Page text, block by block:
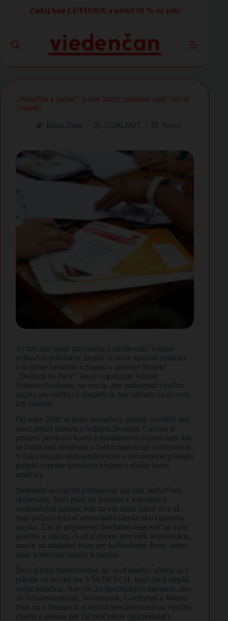
Zadaj kód LETO2026 a ušetri 50 % za rok!
„Nemčina v parku“: Letné kurzy zadarmo opäť oživia
Viedeň!
Boris Zima
22.06.2025 News
Aj toto leto majú obyvatelia a návštevníci Viedne
jedinečnú príležitosť zlepšiť si svoje znalosti nemčiny –
a to úplne zadarmo a priamo v prírode! Projekt
„Deutsch im Park“, ktorý organizujú Wiener
Volkshochschulen, sa vracia, aby sprístupnil výučbu
jazyka pre všetkých dospelých, bez ohľadu na úroveň
ich znalostí.
Od roku 2008 sa tento inovatívny prístup osvedčil ako
most medzi učením a bežným životom. Cieľom je
priniesť jazykové kurzy a poradenstvo priamo tam, kde
sa ľudia radi stretávajú a ľahko nadväzujú konverzácie.
Vďaka svojmu nízkoprahovému a otvorenému prístupu
projekt úspešne prebúdza záujem o ďalšie kurzy
nemčiny.
Nemusíte sa vopred prihlasovať ani mať akékoľvek
skúsenosti. Stačí prísť do jedného z jedenástich
viedenských parkov, kde na vás budú čakať dva až
traja skúsení lektori nemeckého jazyka ako cudzieho
jazyka. Tím je pripravený flexibilne reagovať na vaše
potreby a otázky, či už si chcete precvičiť konverzáciu,
naučiť sa základné frázy pre každodenný život, alebo
máte konkrétne otázky k jazyku.
Štyri týždne intenzívneho, no uvoľneného učenia sa v
prírode sú určené pre VŠETKÝCH, ktorí chcú zlepšiť
svoju nemčinu. Navyše, na špecifických miestach, ako
sú Schwendergasse, Wasserpark, Goethehof a Wiener
Flur, sú k dispozícii aj lektori špecializovaní na výučbu
čítania a písania pre začiatočníkov (gramotnosť).